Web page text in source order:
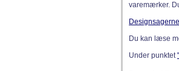
varemærker.
Designsagerne
Du kan læse
Under punktet